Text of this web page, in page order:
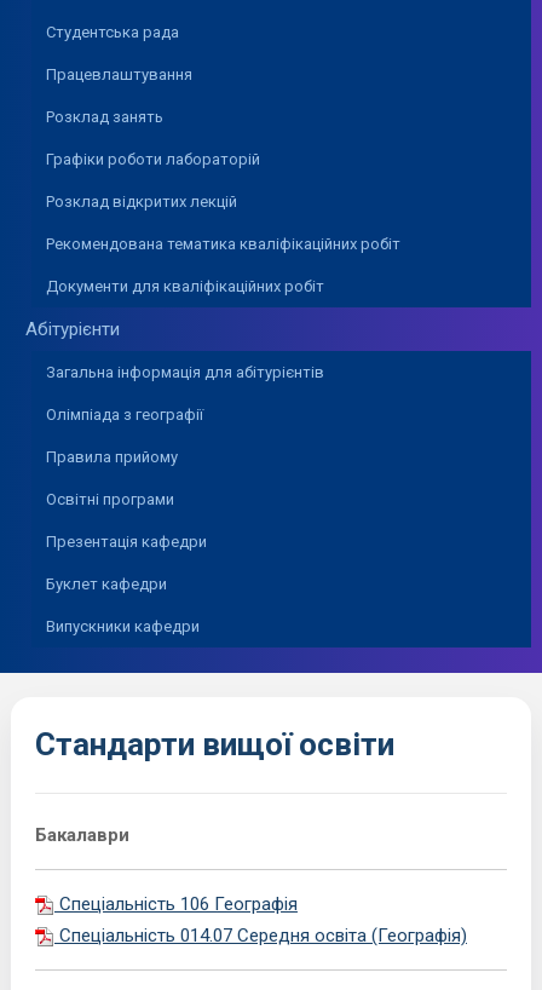
Студентська рада
Працевлаштування
Розклад занять
Графіки роботи лабораторій
Розклад відкритих лекцій
Рекомендована тематика кваліфікаційних робіт
Документи для кваліфікаційних робіт
Абітурієнти
Загальна інформація для абітурієнтів
Олімпіада з географії
Правила прийому
Освітні програми
Презентація кафедри
Буклет кафедри
Випускники кафедри
Стандарти вищої освіти
Бакалаври
Спеціальність 106 Географія
Спеціальність 014.07 Середня освіта (Географія)